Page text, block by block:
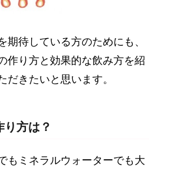
期待している方のためにも、
作り方と効果的な飲み方を紹
だきたいと思います。
り方は？
もミネラルウォーターでも大